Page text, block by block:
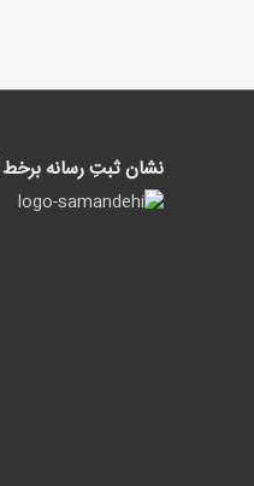
نشان ثبتِ رسانه برخط